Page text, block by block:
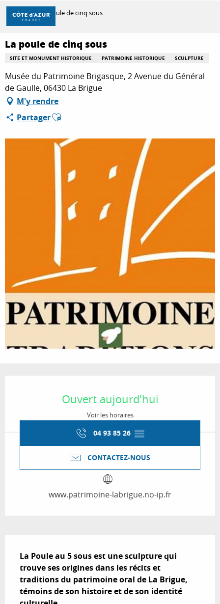
Aller
contenu
principal
DÉCOUVRIR
À FAIRE
SÉJOURNER
Accueil La poule de cinq sous
La poule de cinq sous
SITE ET MONUMENT HISTORIQUE PATRIMOINE HISTORIQUE SCULPTURE
Musée du Patrimoine Brigasque, 2 Avenue du Général
de Gaulle, 06430 La Brigue
M'y rendre
PartagerAjouter aux favoris
Ouvert aujourd'hui
Voir les horaires
04 93 85 26 ▒▒
CONTACTEZ-NOUS
www.patrimoine-labrigue.no-ip.fr
La Poule au 5 sous est une sculpture qui
trouve ses origines dans les récits et
traditions du patrimoine oral de La Brigue,
témoins de son histoire et de son identité